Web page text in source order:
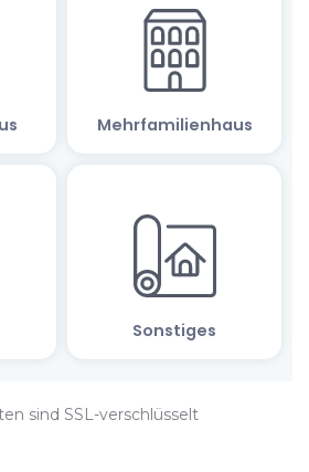
sind SSL-verschlüsselt